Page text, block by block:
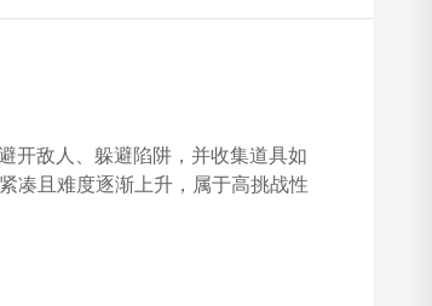
开敌人、躲避陷阱，并收集道具如
凑且难度逐渐上升，属于高挑战性